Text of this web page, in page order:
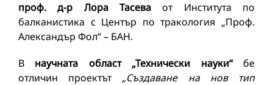
проф. д-р Лора Тасева от Института по
балканистика с Център по тракология „Проф.
Александър Фол“ – БАН.
В научната област „Технически науки“бе
отличин проектът „Създаване на нов тип